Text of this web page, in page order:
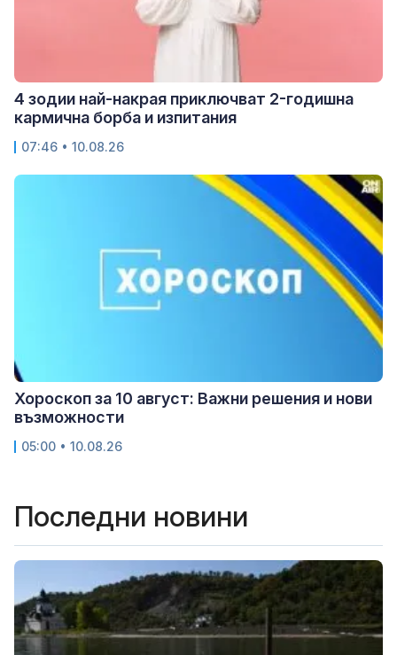
4 зодии най-накрая приключват 2-годишна
кармична борба и изпитания
07:46 • 10.08.26
Хороскоп за 10 август: Важни решения и нови
възможности
05:00 • 10.08.26
Последни новини